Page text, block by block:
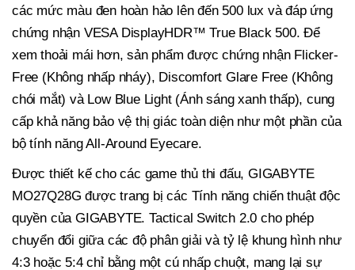
các mức màu đen hoàn hảo lên đến 500 lux và đáp ứng
chứng nhận VESA DisplayHDR™ True Black 500. Để
xem thoải mái hơn, sản phẩm được chứng nhận Flicker-
Free (Không nhấp nháy), Discomfort Glare Free (Không
chói mắt) và Low Blue Light (Ánh sáng xanh thấp), cung
cấp khả năng bảo vệ thị giác toàn diện như một phần của
bộ tính năng All-Around Eyecare.
Được thiết kế cho các game thủ thi đấu, GIGABYTE
MO27Q28G được trang bị các Tính năng chiến thuật độc
quyền của GIGABYTE. Tactical Switch 2.0 cho phép
chuyển đổi giữa các độ phân giải và tỷ lệ khung hình như
4:3 hoặc 5:4 chỉ bằng một cú nhấp chuột, mang lại sự